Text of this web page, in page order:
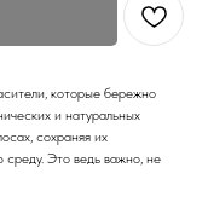
которые бережно
и натуральных
сохраняя их
Это ведь важно, не